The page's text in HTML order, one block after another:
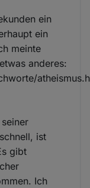
ein
ein
meinte
anderes:
ist
gibt
Ich